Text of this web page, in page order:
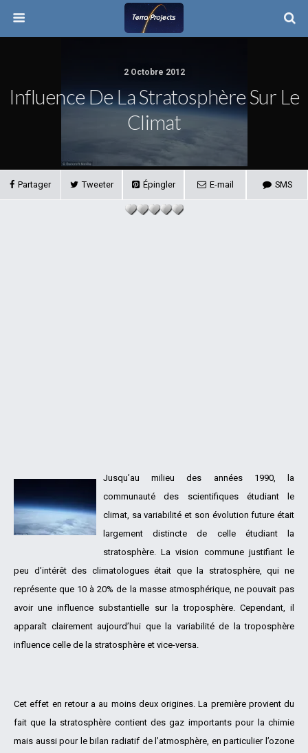
2 Octobre 2012
Influence De La Stratosphère Sur Le
Climat
Partager Tweeter Épingler E-mail SMS
Jusqu’au milieu des années 1990, la
communauté des scientifiques étudiant le
climat, sa variabilité et son évolution future était
largement distincte de celle étudiant la
stratosphère. La vision commune justifiant le
peu d’intérêt des climatologues était que la stratosphère, qui ne
représente que 10 à 20% de la masse atmosphérique, ne pouvait pas
avoir une influence substantielle sur la troposphère. Cependant, il
apparaît clairement aujourd’hui que la variabilité de la troposphère
influence celle de la stratosphère et vice-versa.
Cet effet en retour a au moins deux origines. La première provient du
fait que la stratosphère contient des gaz importants pour la chimie
mais aussi pour le bilan radiatif de l’atmosphère, en particulier l’ozone